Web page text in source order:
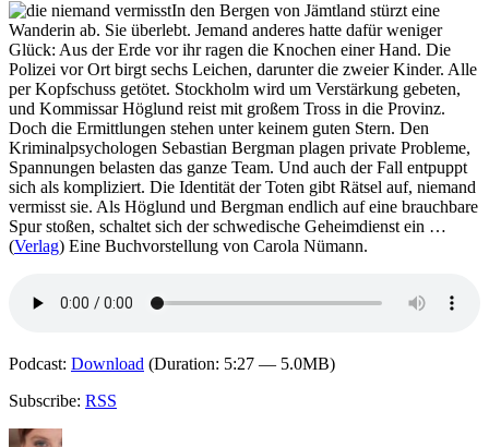
In den Bergen von Jämtland stürzt eine
Wanderin ab. Sie überlebt. Jemand anderes hatte dafür weniger
Glück: Aus der Erde vor ihr ragen die Knochen einer Hand. Die
Polizei vor Ort birgt sechs Leichen, darunter die zweier Kinder. Alle
per Kopfschuss getötet. Stockholm wird um Verstärkung gebeten,
und Kommissar Höglund reist mit großem Tross in die Provinz.
Doch die Ermittlungen stehen unter keinem guten Stern. Den
Kriminalpsychologen Sebastian Bergman plagen private Probleme,
Spannungen belasten das ganze Team. Und auch der Fall entpuppt
sich als kompliziert. Die Identität der Toten gibt Rätsel auf, niemand
vermisst sie. Als Höglund und Bergman endlich auf eine brauchbare
Spur stoßen, schaltet sich der schwedische Geheimdienst ein …
(Verlag) Eine Buchvorstellung von Carola Nümann.
Podcast: Download (Duration: 5:27 — 5.0MB)
Subscribe: RSS
Autor